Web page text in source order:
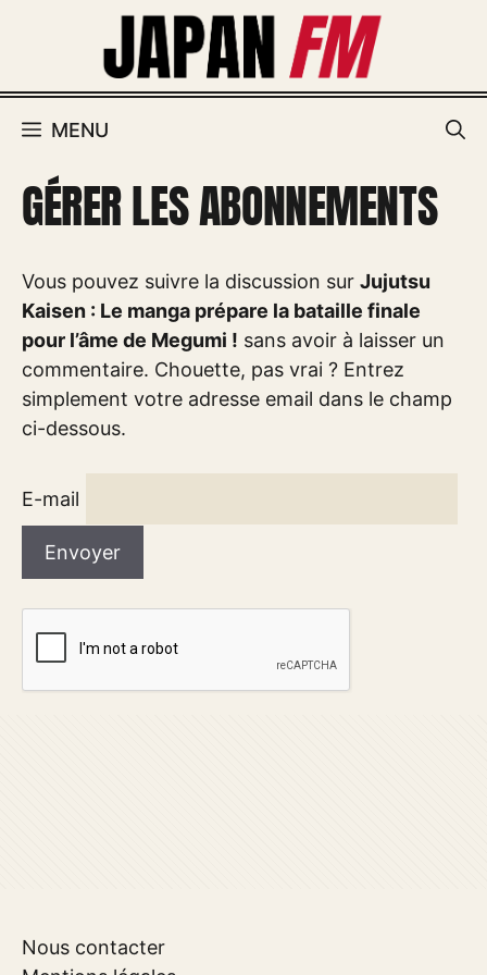
MENU
GÉRER LES ABONNEMENTS
Vous pouvez suivre la discussion sur Jujutsu
Kaisen : Le manga prépare la bataille finale
pour l’âme de Megumi ! sans avoir à laisser un
commentaire. Chouette, pas vrai ? Entrez
simplement votre adresse email dans le champ
ci-dessous.
E-mail
Nous contacter